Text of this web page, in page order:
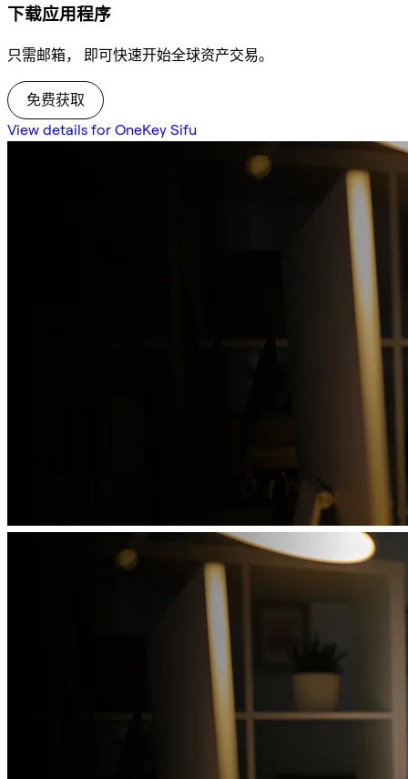
下载应用程序
只需邮箱， 即可快速开始全球资产交易。
免费获取
View details for OneKey Sifu